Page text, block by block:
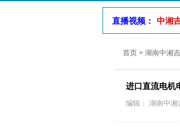
直播视频： 中湘
首页 > 湖南中湘
进口直流电机
编辑： 湖南中